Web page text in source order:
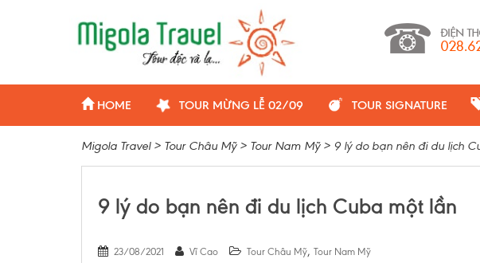
HOME TOUR MỪNG LỄ 02/09 TOUR SIGNATURE
Migola Travel> Tour Châu Mỹ> Tour Nam Mỹ> 9 lý do bạn nên đi du lịch
9 lý do bạn nên đi du lịch Cuba một lần
23/08/2021 Vĩ Cao Tour Châu Mỹ, Tour Nam Mỹ